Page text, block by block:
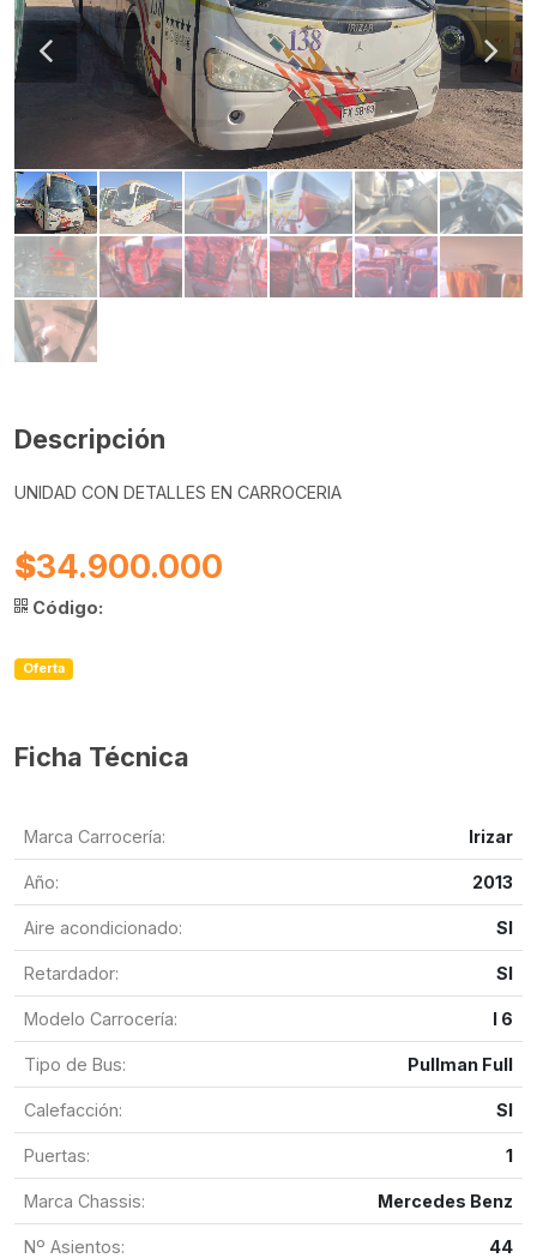
Descripción
UNIDAD CON DETALLES EN CARROCERIA
$34.900.000
Código:
Oferta
Ficha Técnica
Marca Carrocería: Irizar
Año: 2013
Aire acondicionado: SI
Retardador: SI
Modelo Carrocería: I 6
Tipo de Bus: Pullman Full
Calefacción: SI
Puertas: 1
Marca Chassis: Mercedes Benz
Nº Asientos: 44